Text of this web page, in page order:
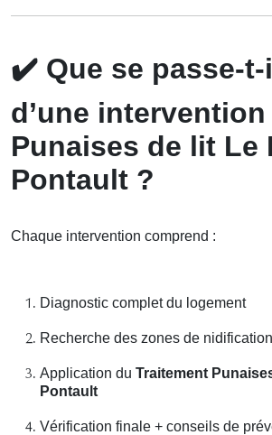
✔️ Que se passe-
d’une intervention
Punaises de lit Le
Pontault ?
Chaque intervention comprend :
Diagnostic complet du logement
Recherche des zones de nidification
Application du Traitement
Pontault
Vérification finale + conseils de